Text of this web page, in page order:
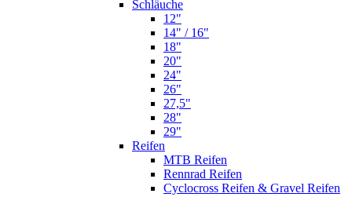
Schläuche
12"
14" / 16"
18"
20"
24"
26"
27,5"
28"
29"
Reifen
MTB Reifen
Rennrad Reifen
Cyclocross Reifen & Gravel Reifen